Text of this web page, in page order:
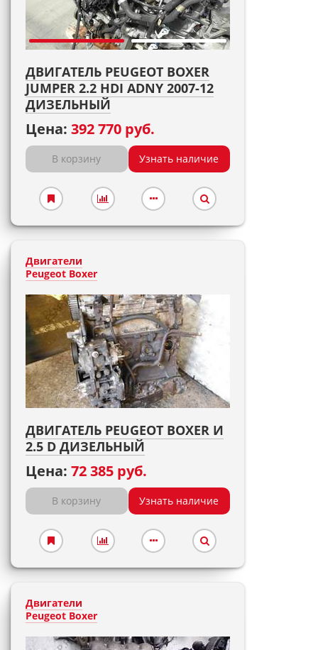
ДВИГАТЕЛЬ PEUGEOT BOXER
JUMPER 2.2 HDI ADNY 2007-12
ДИЗЕЛЬНЫЙ
Цена: 392 770 руб.
В корзину Узнать наличие
Двигатели
Peugeot Boxer
ДВИГАТЕЛЬ PEUGEOT BOXER И
2.5 D ДИЗЕЛЬНЫЙ
Цена: 72 385 руб.
В корзину Узнать наличие
Двигатели
Peugeot Boxer